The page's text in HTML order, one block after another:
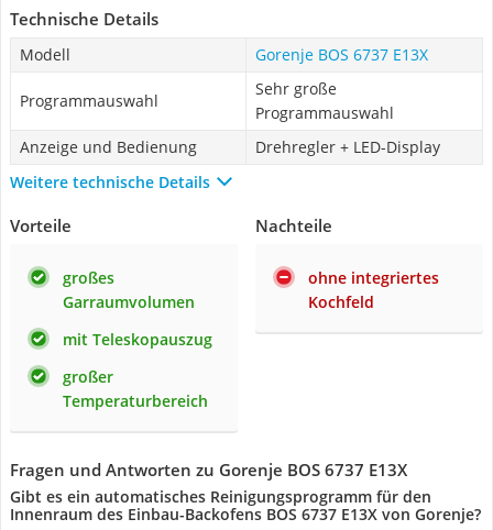
Technische Details
Modell Gorenje BOS 6737 E13X
Programmauswahl
Sehr große
Programmauswahl
Anzeige und Bedienung
Drehregler + LED-Display
Weitere technische Details
Vorteile
großes
Garraumvolumen
mit Teleskopauszug
großer
Temperaturbereich
Nachteile
ohne integriertes
Kochfeld
Fragen und Antworten zu Gorenje BOS 6737 E13X
Gibt es ein automatisches Reinigungsprogramm für den
Innenraum des Einbau-Backofens BOS 6737 E13X von Gorenje?